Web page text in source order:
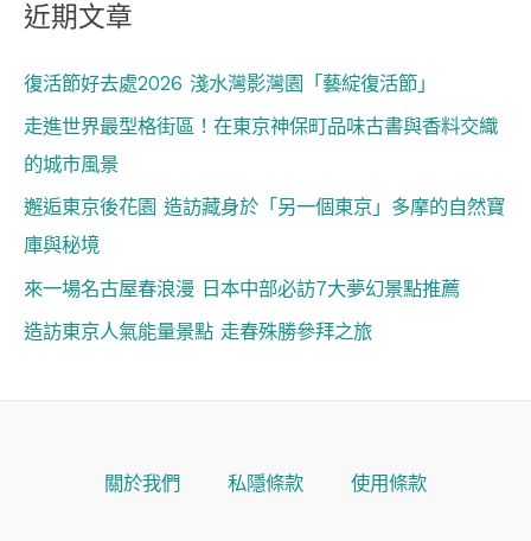
近期文章
復活節好去處2026 淺水灣影灣園「藝綻復活節」
走進世界最型格街區！在東京神保町品味古書與香料交織
的城市風景
邂逅東京後花園 造訪藏身於「另一個東京」多摩的自然寶
庫與秘境
來一場名古屋春浪漫 日本中部必訪7大夢幻景點推薦
造訪東京人氣能量景點 走春殊勝參拜之旅
關於我們 私隱條款 使用條款